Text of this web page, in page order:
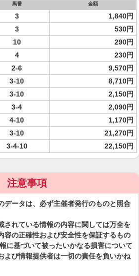
馬番 金額
3 1,840円
3
530円
10
290円
4
230円
2-6
9,570円
3-10 8,710円
3-10
2,150円
3-4
2,090円
4-10
1,170円
3-10
21,270円
3-4-10 22,150円
注意事項
データは、必ず主催者発行のものと照合
されている情報の内容に関しては万全を
容の正確性および安全性を保証するもの
に基づいて被ったいかなる損害について
よび情報提供者は一切の責任を負いかね